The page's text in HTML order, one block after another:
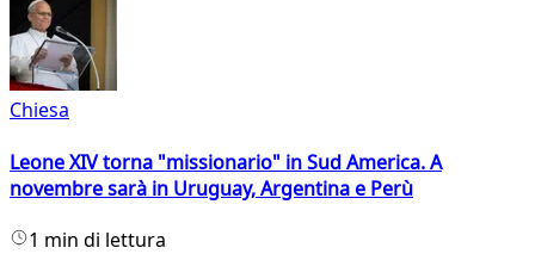
Chiesa
Leone XIV torna "missionario" in Sud America. A
novembre sarà in Uruguay, Argentina e Perù
1 min di lettura